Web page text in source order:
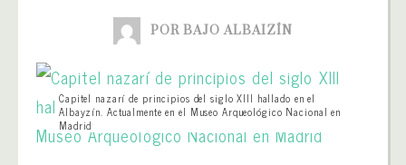
POR BAJO ALBAIZÍN
Capitel nazarí de principios del siglo XIII hallado en el
Albayzín. Actualmente en el Museo Arqueológico Nacional en
Madrid